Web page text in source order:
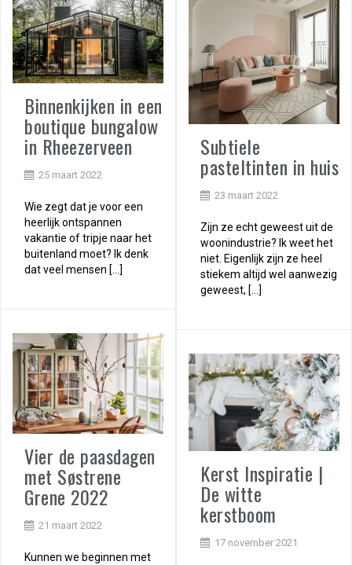
Binnenkijken in een
boutique bungalow
in Rheezerveen
25 maart 2022
Wie zegt dat je voor een
heerlijk ontspannen
vakantie of tripje naar het
buitenland moet? Ik denk
dat veel mensen […]
Subtiele
pasteltinten in huis
23 maart 2022
Zijn ze echt geweest uit de
woonindustrie? Ik weet het
niet. Eigenlijk zijn ze heel
stiekem altijd wel aanwezig
geweest, […]
Vier de paasdagen
met Søstrene
Grene 2022
21 maart 2022
Kunnen we beginnen met
Kerst Inspiratie |
De witte
kerstboom
17 november 2021